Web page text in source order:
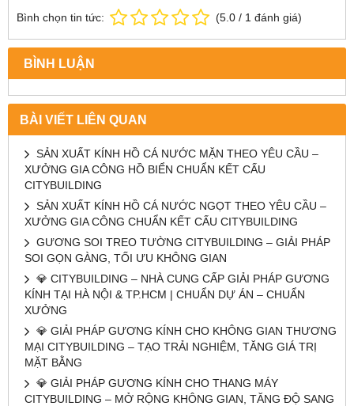
Bình chọn tin tức: (5.0 / 1 đánh giá)
BÌNH LUẬN
BÀI VIẾT LIÊN QUAN
SẢN XUẤT KÍNH HỒ CÁ NƯỚC MẶN THEO YÊU CẦU –
XƯỞNG GIA CÔNG HỒ BIỂN CHUẨN KẾT CẤU
CITYBUILDING
SẢN XUẤT KÍNH HỒ CÁ NƯỚC NGỌT THEO YÊU CẦU –
XƯỞNG GIA CÔNG CHUẨN KẾT CẤU CITYBUILDING
GƯƠNG SOI TREO TƯỜNG CITYBUILDING – GIẢI PHÁP
SOI GỌN GÀNG, TỐI ƯU KHÔNG GIAN
💎 CITYBUILDING – NHÀ CUNG CẤP GIẢI PHÁP GƯƠNG
KÍNH TẠI HÀ NỘI & TP.HCM | CHUẨN DỰ ÁN – CHUẨN
XƯỞNG
💎 GIẢI PHÁP GƯƠNG KÍNH CHO KHÔNG GIAN THƯƠNG
MẠI CITYBUILDING – TẠO TRẢI NGHIỆM, TĂNG GIÁ TRỊ
MẶT BẰNG
💎 GIẢI PHÁP GƯƠNG KÍNH CHO THANG MÁY
CITYBUILDING – MỞ RỘNG KHÔNG GIAN, TĂNG ĐỘ SANG